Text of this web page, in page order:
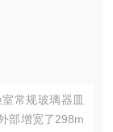
常规玻璃器皿
部增宽了298m